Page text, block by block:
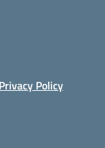
Privacy Policy